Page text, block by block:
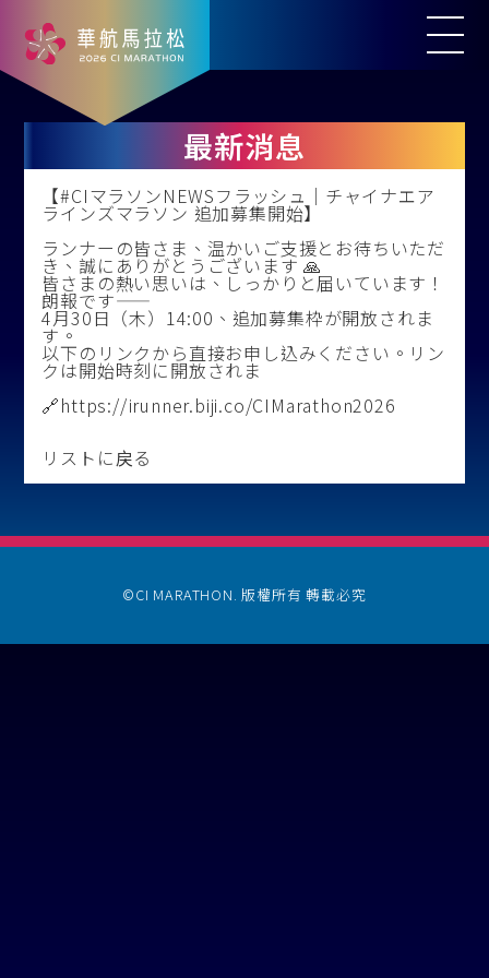
最新消息
【#CIマラソンNEWSフラッシュ｜チャイナエア
ラインズマラソン 追加募集開始】
ランナーの皆さま、温かいご支援とお待ちいただ
き、誠にありがとうございます 🙏
皆さまの熱い思いは、しっかりと届いています！
朗報です——
4月30日（木）14:00、追加募集枠が開放されま
す。
以下のリンクから直接お申し込みください。リン
クは開始時刻に開放されま
🔗https://irunner.biji.co/CIMarathon2026
リストに戻る
©CI MARATHON. 版權所有 轉載必究